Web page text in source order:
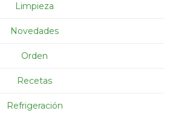
Limpieza
Novedades
Orden
Recetas
Refrigeración